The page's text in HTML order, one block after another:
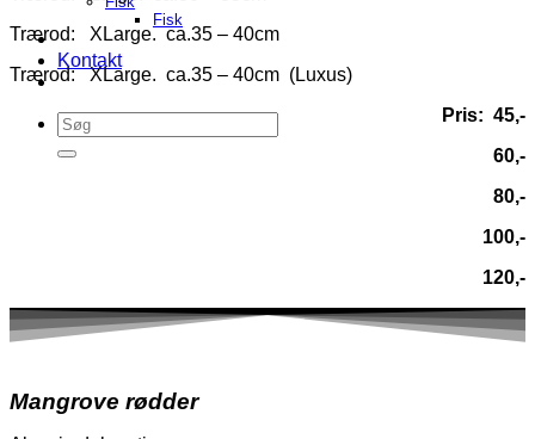
Fisk
Kontakt
Trærod: XLarge. ca.35 – 40cm
Trærod: XLarge. ca.35 – 40cm (Luxus)
Pris: 45,-
60,-
80,-
100,-
120,-
Mangrove rødder